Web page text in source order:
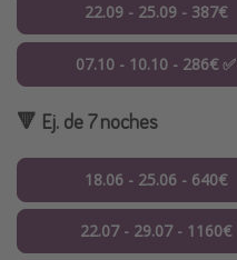
22.09 - 25.09 - 387€
07.10 - 10.10 - 286€ ✅
🔻 Ej. de 7 noches
18.06 - 25.06 - 640€
22.07 - 29.07 - 1160€